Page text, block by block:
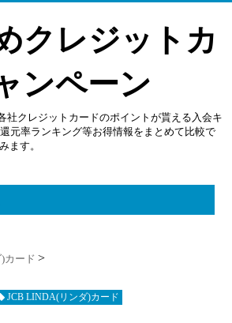
クレジットカ
ンペーン
社クレジットカードのポイントが貰える入会キ
元率ランキング等お得情報をまとめて比較で
ます。
カード
JCB LINDA(リンダ)カード